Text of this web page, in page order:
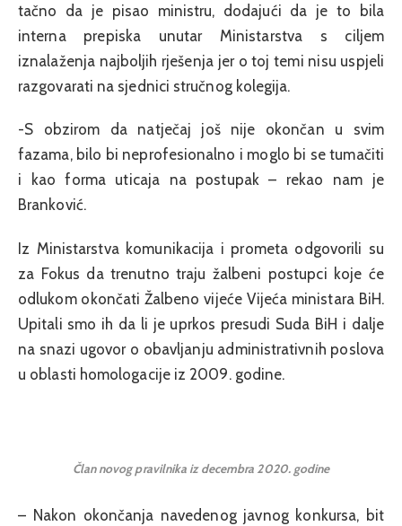
tačno da je pisao ministru, dodajući da je to bila
interna prepiska unutar Ministarstva s ciljem
iznalaženja najboljih rješenja jer o toj temi nisu uspjeli
razgovarati na sjednici stručnog kolegija.
-S obzirom da natječaj još nije okončan u svim
fazama, bilo bi neprofesionalno i moglo bi se tumačiti
i kao forma uticaja na postupak – rekao nam je
Branković.
Iz Ministarstva komunikacija i prometa odgovorili su
za Fokus da trenutno traju žalbeni postupci koje će
odlukom okončati Žalbeno vijeće Vijeća ministara BiH.
Upitali smo ih da li je uprkos presudi Suda BiH i dalje
na snazi ugovor o obavljanju administrativnih poslova
u oblasti homologacije iz 2009. godine.
Član novog pravilnika iz decembra 2020. godine
– Nakon okončanja navedenog javnog konkursa, bit